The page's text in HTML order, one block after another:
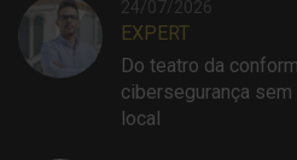
24/07/2026
EXPERT
Do teatro da
cibersegurança
local